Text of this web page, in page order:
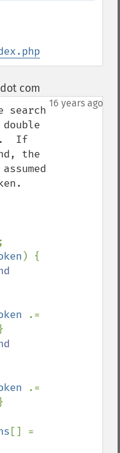
com
16 years ago
search
If
the
) {